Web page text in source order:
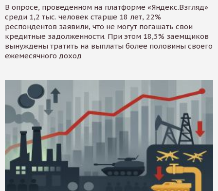
В опросе, проведенном на платформе «Яндекс.Взгляд»
среди 1,2 тыс. человек старше 18 лет, 22%
респондентов заявили, что не могут погашать свои
кредитные задолженности. При этом 18,5% заемщиков
вынуждены тратить на выплаты более половины своего
ежемесячного доход